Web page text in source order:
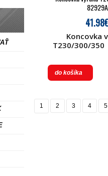
82929A
Koncovka
T230/300/350
do košíka
1 2 3 4 5